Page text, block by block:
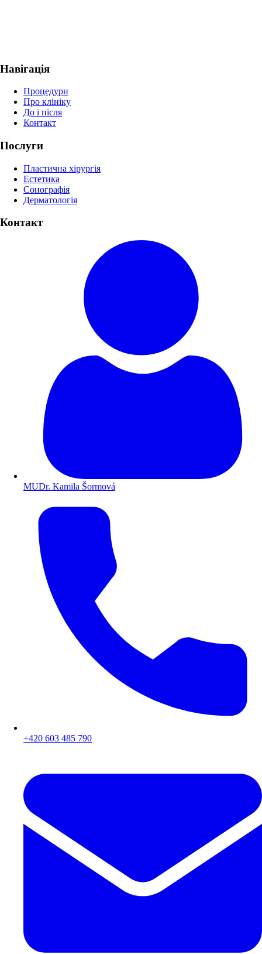
Навігація
Процедури
Про клініку
До і після
Контакт
Послуги
Пластична хірургія
Естетика
Сонографія
Дерматологія
Контакт
MUDr. Kamila Šormová
+420 603 485 790